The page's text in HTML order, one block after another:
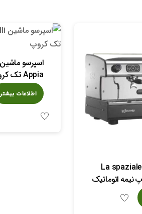
اسپرسو ماشین La spaziale
Appia تک کروپ
اطلاعات بیشتر